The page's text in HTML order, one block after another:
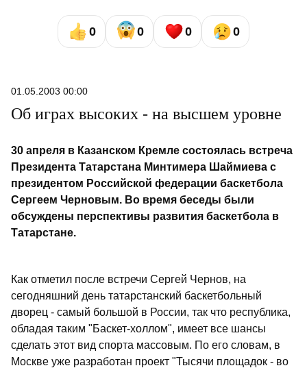
0 0 0 0
01.05.2003 00:00
Об играх высоких - на высшем уровне
30 апреля в Казанском Кремле состоялась встреча
Президента Татарстана Минтимера Шаймиева с
президентом Российской федерации баскетбола
Сергеем Черновым. Во время беседы были
обсуждены перспективы развития баскетбола в
Татарстане.
Как отметил после встречи Сергей Чернов, на
сегодняшний день татарстанский баскетбольный
дворец - самый большой в России, так что республика,
обладая таким "Баскет-холлом", имеет все шансы
сделать этот вид спорта массовым. По его словам, в
Москве уже разработан проект "Тысячи площадок - во